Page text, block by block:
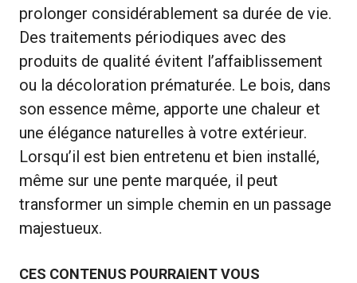
prolonger considérablement sa durée de vie.
Des traitements périodiques avec des
produits de qualité évitent l’affaiblissement
ou la décoloration prématurée. Le bois, dans
son essence même, apporte une chaleur et
une élégance naturelles à votre extérieur.
Lorsqu’il est bien entretenu et bien installé,
même sur une pente marquée, il peut
transformer un simple chemin en un passage
majestueux.
CES CONTENUS POURRAIENT VOUS